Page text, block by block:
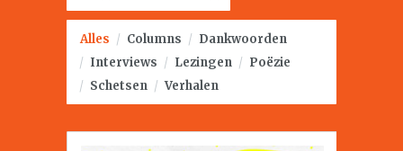
Alles / Columns / Dankwoorden
/ Interviews / Lezingen / Poëzie
/ Schetsen / Verhalen